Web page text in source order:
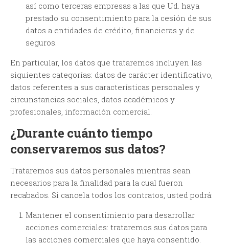
así como terceras empresas a las que Ud. haya
prestado su consentimiento para la cesión de sus
datos a entidades de crédito, financieras y de
seguros.
En particular, los datos que trataremos incluyen las
siguientes categorías: datos de carácter identificativo,
datos referentes a sus características personales y
circunstancias sociales, datos académicos y
profesionales, información comercial.
¿Durante cuánto tiempo
conservaremos sus datos?
Trataremos sus datos personales mientras sean
necesarios para la finalidad para la cual fueron
recabados. Si cancela todos los contratos, usted podrá:
Mantener el consentimiento para desarrollar
acciones comerciales: trataremos sus datos para
las acciones comerciales que haya consentido.